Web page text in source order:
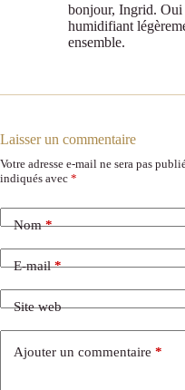
bonjour, Ingrid. Oui
humidifiant
ensemble.
Laisser un commentaire
Votre adresse e-mail ne sera pas
indiqués avec *
Nom*
E-mail*
Site web
Ajouter un commentaire *